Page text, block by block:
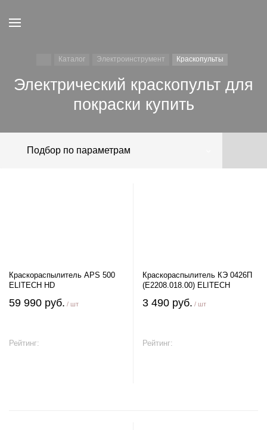
Каталог Электроинструмент Краскопульты
Электрический краскопульт для
покраски купить
Подбор по параметрам
Краскораспылитель APS 500
ELITECH HD
59 990 руб. / шт
Рейтинг:
Краскораспылитель КЭ 0426П
(E2208.018.00) ELITECH
3 490 руб. / шт
Рейтинг: